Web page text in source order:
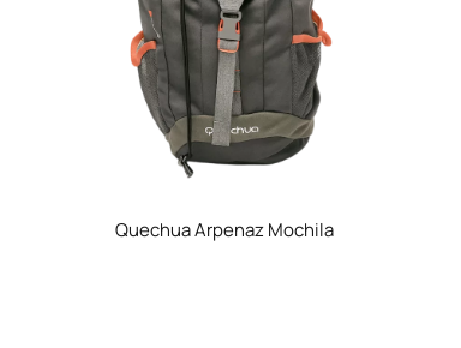
Quechua Arpenaz Mochila